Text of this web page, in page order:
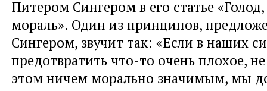
Питером Сингером в его статье
мораль». Один из принципов,
Сингером, звучит так: «Если в наших
предотвратить что-то очень плохое,
этом ничем морально значимым, мы